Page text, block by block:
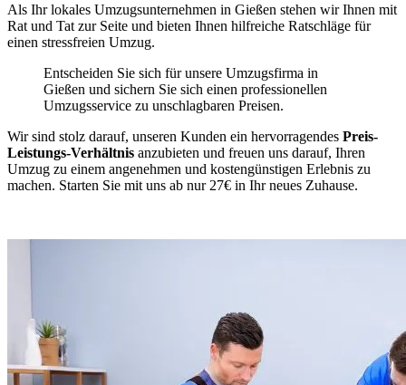
Als Ihr lokales Umzugsunternehmen in Gießen stehen wir Ihnen mit
Rat und Tat zur Seite und bieten Ihnen hilfreiche Ratschläge für
einen stressfreien Umzug.
Entscheiden Sie sich für unsere Umzugsfirma in
Gießen und sichern Sie sich einen professionellen
Umzugsservice zu unschlagbaren Preisen.
Wir sind stolz darauf, unseren Kunden ein hervorragendes Preis-
Leistungs-Verhältnis anzubieten und freuen uns darauf, Ihren
Umzug zu einem angenehmen und kostengünstigen Erlebnis zu
machen. Starten Sie mit uns ab nur 27€ in Ihr neues Zuhause.